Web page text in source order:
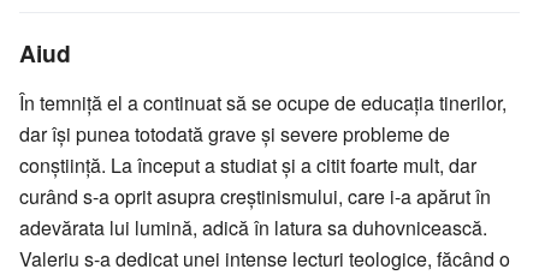
Aiud
În temniță el a continuat să se ocupe de educația tinerilor,
dar își punea totodată grave și severe probleme de
conștiință. La început a studiat și a citit foarte mult, dar
curând s-a oprit asupra creștinismului, care i-a apărut în
adevărata lui lumină, adică în latura sa duhovnicească.
Valeriu s-a dedicat unei intense lecturi teologice, făcând o